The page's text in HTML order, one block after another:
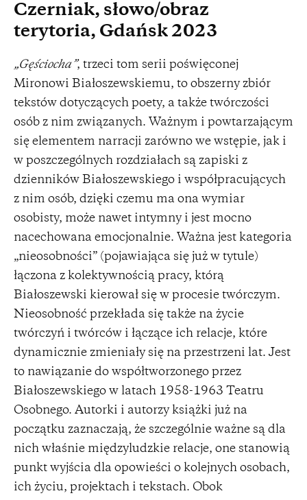
Czerniak, słowo/obraz
terytoria, Gdańsk 2023
„Gęściocha”, trzeci tom serii poświęconej
Mironowi Białoszewskiemu, to obszerny zbiór
tekstów dotyczących poety, a także twórczości
osób z nim związanych. Ważnym i powtarzającym
się elementem narracji zarówno we wstępie, jak i
w poszczególnych rozdziałach są zapiski z
dzienników Białoszewskiego i współpracujących
z nim osób, dzięki czemu ma ona wymiar
osobisty, może nawet intymny i jest mocno
nacechowana emocjonalnie. Ważna jest kategoria
„nieosobności” (pojawiająca się już w tytule)
łączona z kolektywnością pracy, którą
Białoszewski kierował się w procesie twórczym.
Nieosobność przekłada się także na życie
twórczyń i twórców i łączące ich relacje, które
dynamicznie zmieniały się na przestrzeni lat. Jest
to nawiązanie do współtworzonego przez
Białoszewskiego w latach 1958-1963 Teatru
Osobnego. Autorki i autorzy książki już na
początku zaznaczają, że szczególnie ważne są dla
nich właśnie międzyludzkie relacje, one stanowią
punkt wyjścia dla opowieści o kolejnych osobach,
ich życiu, projektach i tekstach. Obok